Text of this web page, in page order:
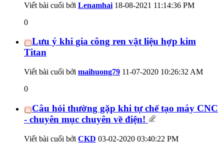
Viết bài cuối bởi Lenamhai 18-08-2021 11:14:36 PM
0
Lưu ý khi gia công ren vật liệu hợp kim
Titan
Viết bài cuối bởi maihuong79 11-07-2020 10:26:32 AM
0
Câu hỏi thường gặp khi tự chế tạo máy CNC
- chuyên mục chuyên về điện!
Viết bài cuối bởi CKD 03-02-2020 03:40:22 PM